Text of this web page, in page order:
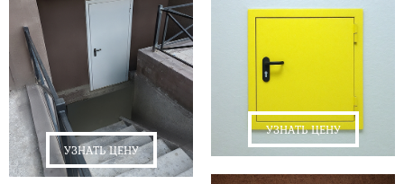
УЗНАТЬ ЦЕНУ
УЗНАТЬ ЦЕНУ